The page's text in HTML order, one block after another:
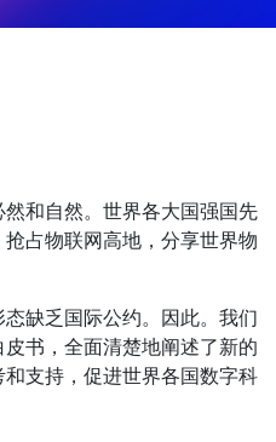
和自然。世界各大国强国先
占物联网高地，分享世界物
缺乏国际公约。因此。我们
书，全面清楚地阐述了新的
支持，促进世界各国数字科